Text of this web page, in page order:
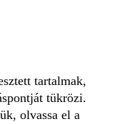
tartalmak,
tükrözi.
olvassa el a